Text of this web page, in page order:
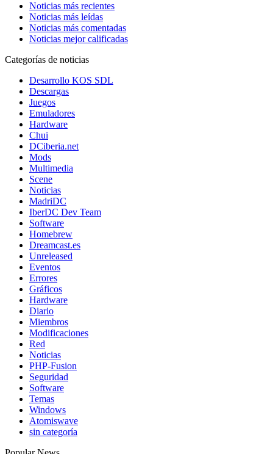
Noticias más recientes
Noticias más leídas
Noticias más comentadas
Noticias mejor calificadas
Categorías de noticias
Desarrollo KOS SDL
Descargas
Juegos
Emuladores
Hardware
Chui
DCiberia.net
Mods
Multimedia
Scene
Noticias
MadriDC
IberDC Dev Team
Software
Homebrew
Dreamcast.es
Unreleased
Eventos
Errores
Gráficos
Hardware
Diario
Miembros
Modificaciones
Red
Noticias
PHP-Fusion
Seguridad
Software
Temas
Windows
Atomiswave
sin categoría